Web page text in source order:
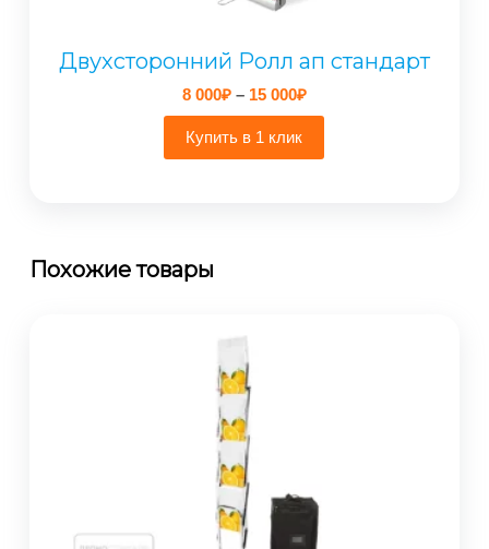
Двухсторонний Ролл ап стандарт
8 000₽ – 15 000₽Диапазон
цен:
000₽
Купить в 1 клик
Похожие товары